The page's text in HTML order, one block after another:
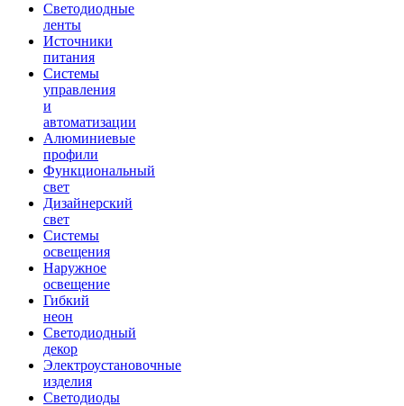
Светодиодные
ленты
Источники
питания
Системы
управления
и
автоматизации
Алюминиевые
профили
Функциональный
свет
Дизайнерский
свет
Системы
освещения
Наружное
освещение
Гибкий
неон
Светодиодный
декор
Электроустановочные
изделия
Светодиоды